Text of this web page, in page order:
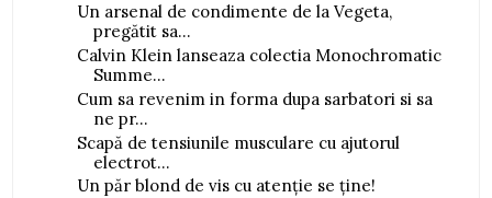
Un arsenal de condimente de la Vegeta,
pregătit sa...
Calvin Klein lanseaza colectia Monochromatic
Summe...
Cum sa revenim in forma dupa sarbatori si sa
ne pr...
Scapă de tensiunile musculare cu ajutorul
electrot...
Un păr blond de vis cu atenție se ține!